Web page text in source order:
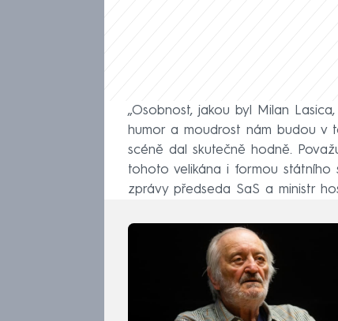
„Osobnost, jakou byl Milan
humor a moudrost nám budou v
scéně dal skutečně hodně.
tohoto velikána i formou státního
zprávy předseda SaS a ministr